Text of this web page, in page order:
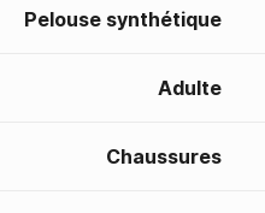
Pelouse synthétique
Adulte
Chaussures